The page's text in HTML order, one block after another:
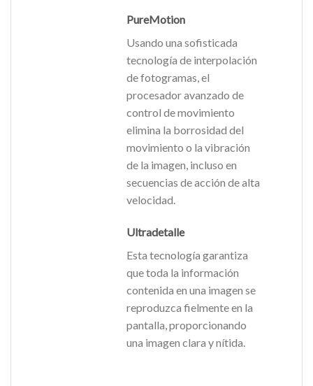
PureMotion
Usando una sofisticada
tecnología de interpolación
de fotogramas, el
procesador avanzado de
control de movimiento
elimina la borrosidad del
movimiento o la vibración
de la imagen, incluso en
secuencias de acción de alta
velocidad.
Ultradetalle
Esta tecnología garantiza
que toda la información
contenida en una imagen se
reproduzca fielmente en la
pantalla, proporcionando
una imagen clara y nítida.